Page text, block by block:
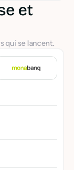
et
qui se lancent.